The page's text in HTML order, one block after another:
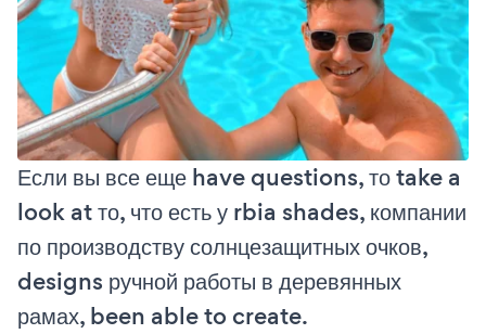
Если вы все еще have questions, то take a
look at то, что есть у rbia shades, компании
по производству солнцезащитных очков,
designs ручной работы в деревянных
рамах, been able to create.